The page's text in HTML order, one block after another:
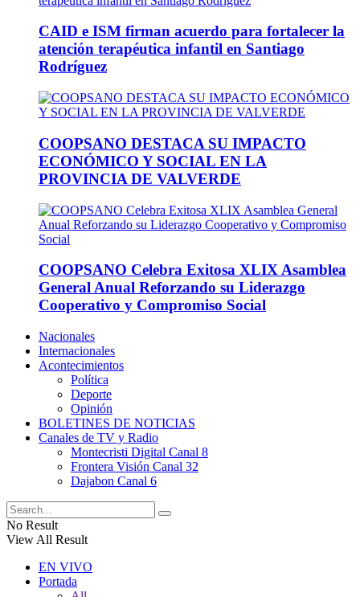
CAID e ISM firman acuerdo para fortalecer la
atención terapéutica infantil en Santiago
Rodríguez
COOPSANO DESTACA SU IMPACTO
ECONÓMICO Y SOCIAL EN LA
PROVINCIA DE VALVERDE
COOPSANO Celebra Exitosa XLIX Asamblea
General Anual Reforzando su Liderazgo
Cooperativo y Compromiso Social
Nacionales
Internacionales
Acontecimientos
Política
Deporte
Opinión
BOLETINES DE NOTICIAS
Canales de TV y Radio
Montecristi Digital Canal 8
Frontera Visión Canal 32
Dajabon Canal 6
No Result
View All Result
EN VIVO
Portada